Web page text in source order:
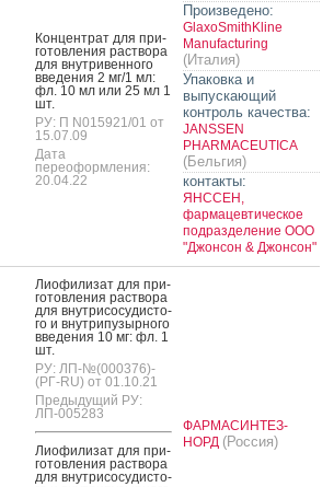
Кон­цен­трат для при­
готов­ле­ния рас­тво­ра
для внут­ри­вен­но­го
вве­дения 2 мг/1 мл:
фл. 10 мл или 25 мл 1
шт.
РУ: П N015921/01 от
15.07.09
Дата
переоформления:
20.04.22
Произведено:
GlaxoSmithKline
Manufacturing
(Италия)
Упаковка и
выпускающий
контроль качества:
JANSSEN
PHARMACEUTICA
(Бельгия)
контакты:
ЯНССЕН,
фармацевтическое
подразделение ООО
"Джонсон & Джонсон"
Ли­офи­лизат для при­
готов­ле­ния рас­тво­ра
для внут­ри­сосу­дис­то­
го и внут­ри­пузыр­но­го
вве­дения 10 мг: фл. 1
шт.
РУ: ЛП-№(000376)-
(РГ-RU) от 01.10.21
Предыдущий РУ:
ЛП-005283
Ли­офи­лизат для при­
готов­ле­ния рас­тво­ра
для внут­ри­сосу­дис­то­
ФАРМАСИНТЕЗ-
НОРД (Россия)